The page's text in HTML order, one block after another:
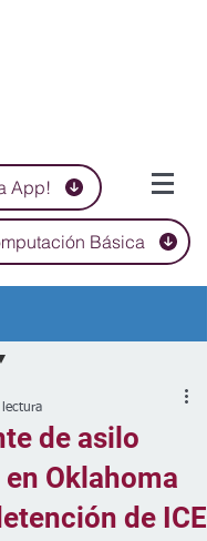
App!
Básica
de asilo
Oklahoma
de ICE